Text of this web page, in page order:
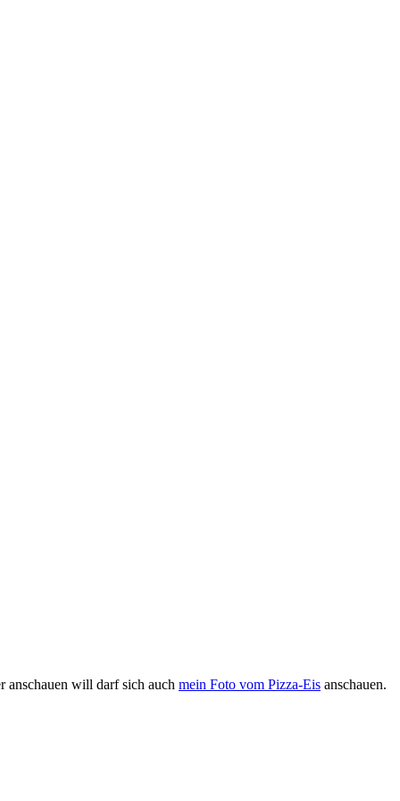
anschauen will darf sich auch mein Foto vom Pizza-Eis anschauen.